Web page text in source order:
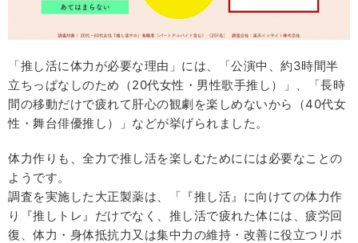
「推し活に体力が必要な理由」には、「公演中、約3時間半
立ちっぱなしのため（20代女性・男性歌手推し）」、「長時
間の移動だけで疲れて肝心の観劇を楽しめないから（40代女
性・舞台俳優推し）」などが挙げられました。
体力作りも、全力で推し活を楽しむためにには必要なことの
ようです。
調査を実施した大正製薬は、「『推し活』に向けての体力作
り『推しトレ』だけでなく、推し活で疲れた体には、疲労回
復、体力・身体抵抗力又は集中力の維持・改善に役立つリポ